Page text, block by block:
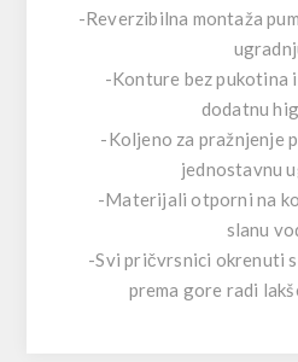
-Reverzibilna montaža
-Konture bez pukotina
dodatnu
-Koljeno za pražnjenje
jednostavnu
-Materijali otporni na
slanu
-Svi pričvrsnici okrenuti
prema gore radi